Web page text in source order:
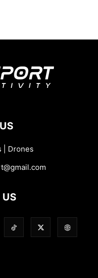
| Drones
US